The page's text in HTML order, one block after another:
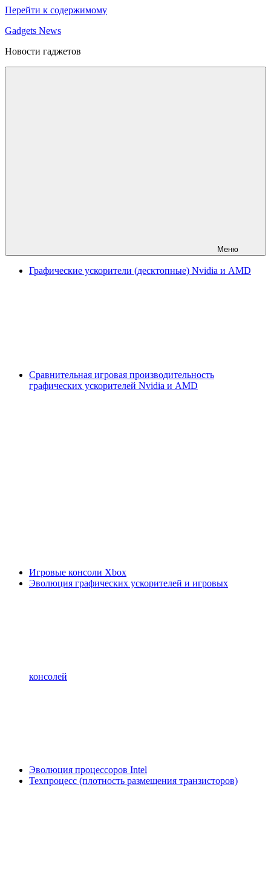
Перейти к содержимому
Gadgets News
Новости гаджетов
Меню
Графические ускорители (десктопные) Nvidia и AMD
Сравнительная игровая производительность
графических ускорителей Nvidia и AMD
Игровые консоли Xbox
Эволюция графических ускорителей и игровых
консолей
Эволюция процессоров Intel
Техпроцесс (плотность размещения транзисторов)